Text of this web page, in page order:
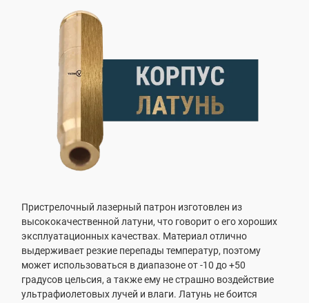
Пристрелочный лазерный патрон изготовлен из
высококачественной латуни, что говорит о его хороших
эксплуатационных качествах. Материал отлично
выдерживает резкие перепады температур, поэтому
может использоваться в диапазоне от -10 до +50
градусов цельсия, а также ему не страшно воздействие
ультрафиолетовых лучей и влаги. Латунь не боится